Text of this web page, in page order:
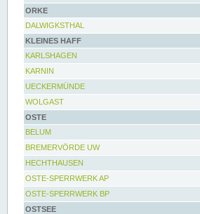
ORKE
DALWIGKSTHAL
KLEINES HAFF
KARLSHAGEN
KARNIN
UECKERMÜNDE
WOLGAST
OSTE
BELUM
BREMERVÖRDE UW
HECHTHAUSEN
OSTE-SPERRWERK AP
OSTE-SPERRWERK BP
OSTSEE